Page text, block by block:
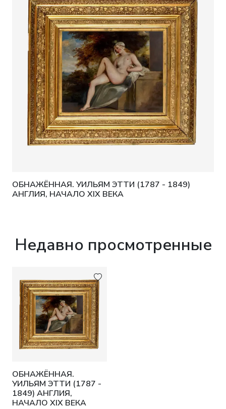
ОБНАЖЁННАЯ. УИЛЬЯМ ЭТТИ (1787 - 1849)
АНГЛИЯ, НАЧАЛО XIX ВЕКА
Недавно просмотренные
ОБНАЖЁННАЯ.
УИЛЬЯМ ЭТТИ (1787 -
1849) АНГЛИЯ,
НАЧАЛО XIX ВЕКА